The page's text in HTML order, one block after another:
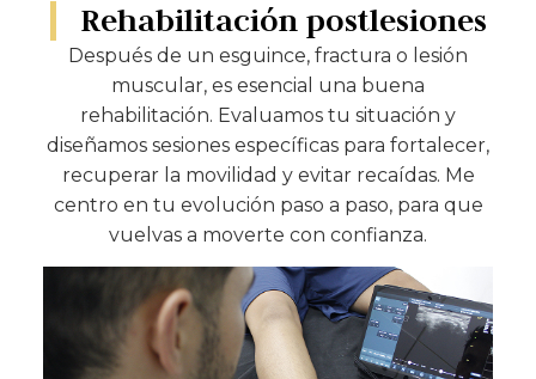
Rehabilitación postlesiones
Después de un esguince, fractura o lesión
muscular, es esencial una buena
rehabilitación. Evaluamos tu situación y
diseñamos sesiones específicas para fortalecer,
recuperar la movilidad y evitar recaídas. Me
centro en tu evolución paso a paso, para que
vuelvas a moverte con confianza.